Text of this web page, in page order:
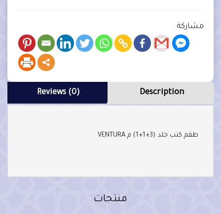
مشاركة
Description
Reviews (0)
طقم كنب جلد (3+1+1) م VENTURA
منتجات